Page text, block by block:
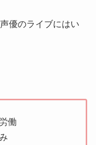
優のライブにはい
働